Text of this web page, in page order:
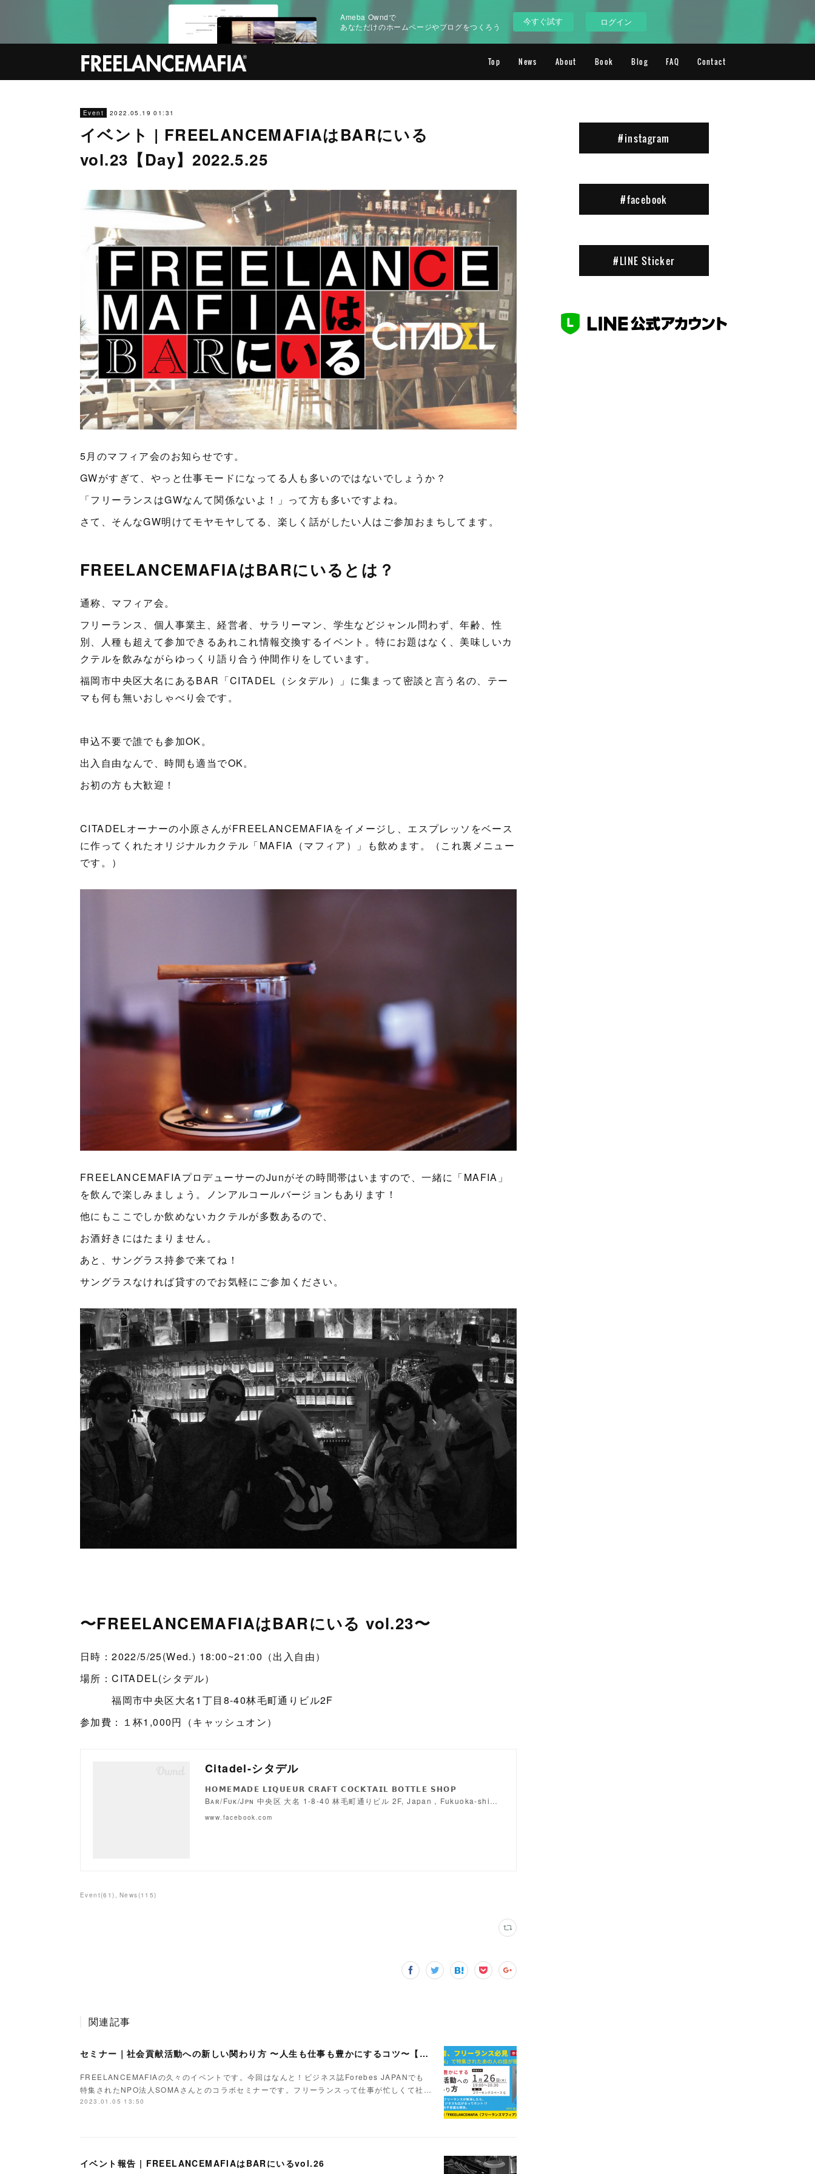
Ameba Owndで
あなただけのホームページやブログをつくろう
今すぐ試す ログイン
Top News About Book Blog FAQ Contact
Event 2022.05.19 01:31
イベント | FREELANCEMAFIAはBARにいる
vol.23【Day】2022.5.25
5月のマフィア会のお知らせです。
GWがすぎて、やっと仕事モードになってる人も多いのではないでしょうか？
「フリーランスはGWなんて関係ないよ！」って方も多いですよね。
さて、そんなGW明けてモヤモヤしてる、楽しく話がしたい人はご参加おまちしてます。
FREELANCEMAFIAはBARにいるとは？
通称、マフィア会。
フリーランス、個人事業主、経営者、サラリーマン、学生などジャンル問わず、年齢、性
別、人種も超えて参加できるあれこれ情報交換するイベント。特にお題はなく、美味しいカ
クテルを飲みながらゆっくり語り合う仲間作りをしています。
福岡市中央区大名にあるBAR「CITADEL（シタデル）」に集まって密談と言う名の、テー
マも何も無いおしゃべり会です。
申込不要で誰でも参加OK。
出入自由なんで、時間も適当でOK。
お初の方も大歓迎！
CITADELオーナーの小原さんがFREELANCEMAFIAをイメージし、エスプレッソをベース
に作ってくれたオリジナルカクテル「MAFIA（マフィア）」も飲めます。（これ裏メニュー
です。）
FREELANCEMAFIAプロデューサーのJunがその時間帯はいますので、一緒に「MAFIA」
を飲んで楽しみましょう。ノンアルコールバージョンもあります！
他にもここでしか飲めないカクテルが多数あるので、
お酒好きにはたまりません。
あと、サングラス持参で来てね！
サングラスなければ貸すのでお気軽にご参加ください。
〜FREELANCEMAFIAはBARにいる vol.23〜
日時：2022/5/25(Wed.) 18:00~21:00（出入自由）
場所：CITADEL(シタデル）
福岡市中央区大名1丁目8-40林毛町通りビル2F
参加費：１杯1,000円（キャッシュオン）
Citadel-シタデル
𝗛𝗢𝗠𝗘𝗠𝗔𝗗𝗘 𝗟𝗜𝗤𝗨𝗘𝗨𝗥 𝗖𝗥𝗔𝗙𝗧 𝗖𝗢𝗖𝗞𝗧𝗔𝗜𝗟 𝗕𝗢𝗧𝗧𝗟𝗘 𝗦𝗛𝗢𝗣
Bᴀʀ/Fᴜᴋ/Jᴘɴ 中央区 大名 1-8-40 林毛町通りビル 2F, Japan，Fukuoka-shi…
www.facebook.com
Event(61) News(115)
関連記事
セミナー｜社会貢献活動への新しい関わり方 〜人生も仕事も豊かにするコツ〜【Day】2023.1.26
FREELANCEMAFIAの久々のイベントです。今回はなんと！ビジネス誌Forebes JAPANでも
特集されたNPO法人SOMAさんとのコラボセミナーです。フリーランスって仕事が忙しくて社…
2023.01.05 13:50
イベント報告 | FREELANCEMAFIAはBARにいるvol.26
#instagram
#facebook
#LINE Sticker